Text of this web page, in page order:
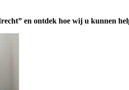
en ontdek hoe wij u kunnen